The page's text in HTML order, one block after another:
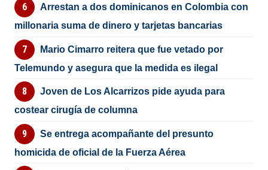
Arrestan a dos dominicanos en Colombia con
millonaria suma de dinero y tarjetas bancarias
Mario Cimarro reitera que fue vetado por
Telemundo y asegura que la medida es ilegal
Joven de Los Alcarrizos pide ayuda para
costear cirugía de columna
Se entrega acompañante del presunto
homicida de oficial de la Fuerza Aérea